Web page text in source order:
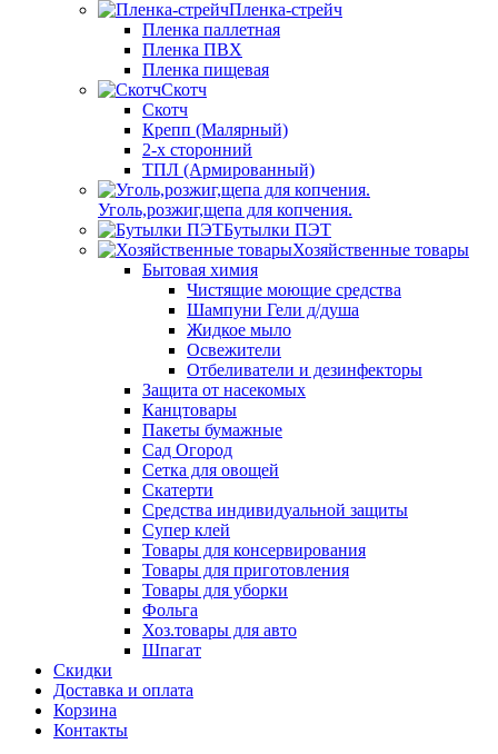
Пленка-стрейч
Пленка паллетная
Пленка ПВХ
Пленка пищевая
Скотч
Скотч
Крепп (Малярный)
2-х сторонний
ТПЛ (Армированный)
Уголь,розжиг,щепа для копчения.
Бутылки ПЭТ
Хозяйственные товары
Бытовая химия
Чистящие моющие средства
Шампуни Гели д/душа
Жидкое мыло
Освежители
Отбеливатели и дезинфекторы
Защита от насекомых
Канцтовары
Пакеты бумажные
Сад Огород
Сетка для овощей
Скатерти
Средства индивидуальной защиты
Супер клей
Товары для консервирования
Товары для приготовления
Товары для уборки
Фольга
Хоз.товары для авто
Шпагат
Скидки
Доставка и оплата
Корзина
Контакты